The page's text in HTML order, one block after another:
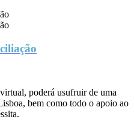
poderá usufruir de uma
bem como todo o apoio ao